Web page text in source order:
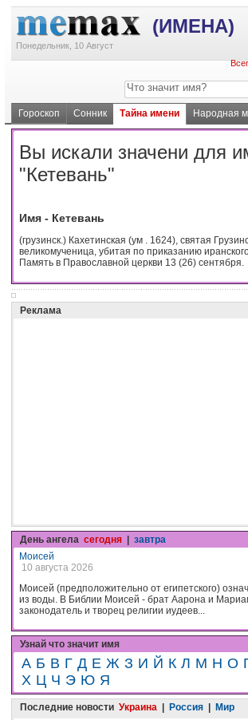
(ИМЕНА)
Понедельник, 10 Август
Гороскоп Сонник Тайна имени Народная
Вы искали значени для
"Кетевань"
Имя - Кетевань
(грузинск.) Кахетинская (ум . 1624), святая
великомученица, убитая по приказанию
Память в Православной церкви 13 (26) сентября.
Реклама
День ангела сегодня | завтра
Моисей
10 августа 2026
Моисей (предположительно от египетского)
из воды. В Библии Моисей - брат Аарона и
законодатель и творец религии иудеев...
Узнай что значит имя
А Б В Г Д Е Ж З И Й К Л М Н О
Х Ц Ч Э Ю Я
Последние новости Украина | Россия | Мир